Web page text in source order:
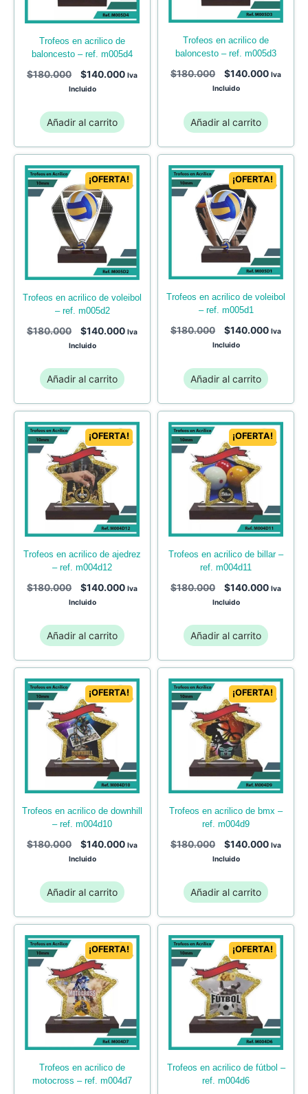
trofeos en acrilico de
baloncesto – ref. m005d4
$180.000 $140.000 Iva
Incluido
Añadir al carrito
trofeos en acrilico de
baloncesto – ref. m005d3
$180.000 $140.000 Iva
Incluido
Añadir al carrito
¡OFERTA!
trofeos en acrilico de voleibol
– ref. m005d2
$180.000 $140.000 Iva
Incluido
Añadir al carrito
¡OFERTA!
trofeos en acrilico de voleibol
– ref. m005d1
$180.000 $140.000 Iva
Incluido
Añadir al carrito
¡OFERTA!
trofeos en acrilico de ajedrez
– ref. m004d12
$180.000 $140.000 Iva
Incluido
Añadir al carrito
¡OFERTA!
trofeos en acrilico de billar –
ref. m004d11
$180.000 $140.000 Iva
Incluido
Añadir al carrito
¡OFERTA!
trofeos en acrilico de downhill
– ref. m004d10
$180.000 $140.000 Iva
Incluido
Añadir al carrito
¡OFERTA!
trofeos en acrilico de bmx –
ref. m004d9
$180.000 $140.000 Iva
Incluido
Añadir al carrito
¡OFERTA!
trofeos en acrilico de
motocross – ref. m004d7
¡OFERTA!
trofeos en acrilico de fútbol –
ref. m004d6